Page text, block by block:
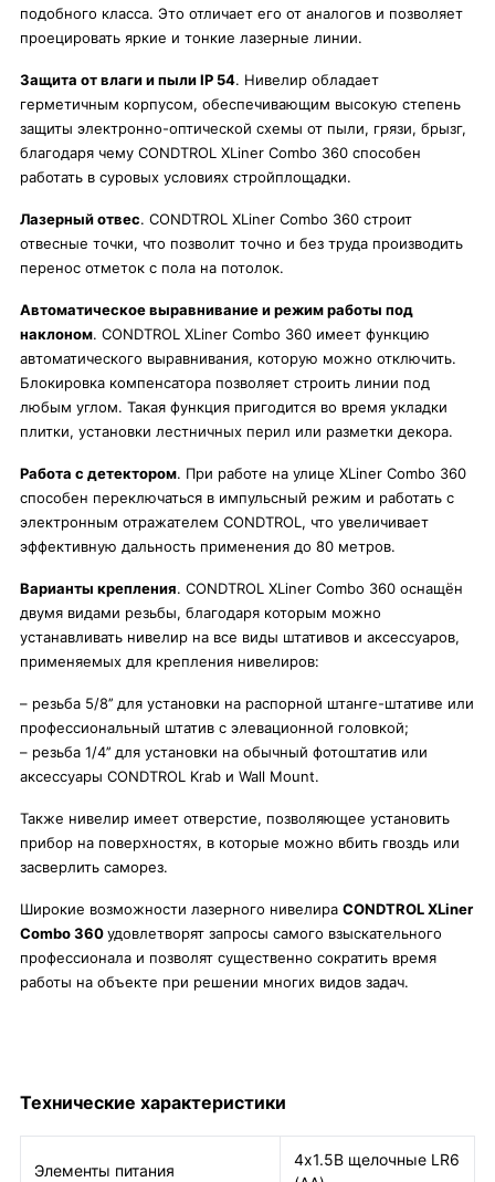
подобного класса. Это отличает его от аналогов и позволяет
проецировать яркие и тонкие лазерные линии.
Защита от влаги и пыли IP 54. Нивелир обладает
герметичным корпусом, обеспечивающим высокую степень
защиты электронно-оптической схемы от пыли, грязи, брызг,
благодаря чему CONDTROL XLiner Combo 360 способен
работать в суровых условиях стройплощадки.
Лазерный отвес. CONDTROL XLiner Combo 360 строит
отвесные точки, что позволит точно и без труда производить
перенос отметок с пола на потолок.
Автоматическое выравнивание и режим работы под
наклоном. CONDTROL XLiner Combo 360 имеет функцию
автоматического выравнивания, которую можно отключить.
Блокировка компенсатора позволяет строить линии под
любым углом. Такая функция пригодится во время укладки
плитки, установки лестничных перил или разметки декора.
Работа с детектором. При работе на улице XLiner Combo 360
способен переключаться в импульсный режим и работать с
электронным отражателем CONDTROL, что увеличивает
эффективную дальность применения до 80 метров.
Варианты крепления. CONDTROL XLiner Combo 360 оснащён
двумя видами резьбы, благодаря которым можно
устанавливать нивелир на все виды штативов и аксессуаров,
применяемых для крепления нивелиров:
– резьба 5/8’’ для установки на распорной штанге-штативе или
профессиональный штатив с элевационной головкой;
– резьба 1/4’’ для установки на обычный фотоштатив или
аксессуары CONDTROL Krab и Wall Mount.
Также нивелир имеет отверстие, позволяющее установить
прибор на поверхностях, в которые можно вбить гвоздь или
засверлить саморез.
Широкие возможности лазерного нивелира CONDTROL XLiner
Combo 360удовлетворят запросы самого взыскательного
профессионала и позволят существенно сократить время
работы на объекте при решении многих видов задач.
Технические характеристики
Элементы питания
4х1.5В щелочные LR6